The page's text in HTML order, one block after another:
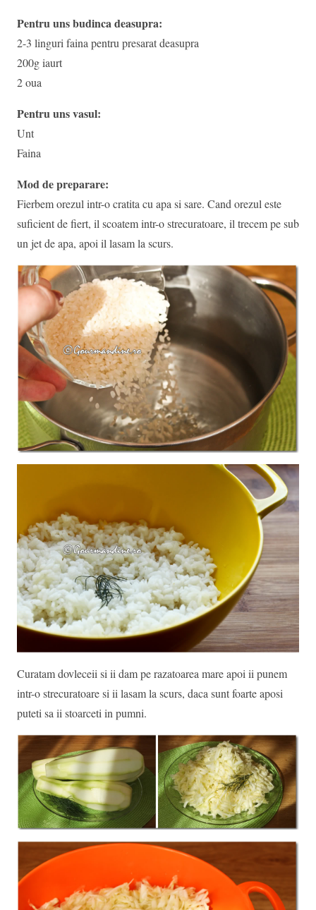
Pentru uns budinca deasupra:
2-3 linguri faina pentru presarat deasupra
200g iaurt
2 oua
Pentru uns vasul:
Unt
Faina
Mod de preparare:
Fierbem orezul intr-o cratita cu apa si sare. Cand orezul este
suficient de fiert, il scoatem intr-o strecuratoare, il trecem pe sub
un jet de apa, apoi il lasam la scurs.
Curatam dovleceii si ii dam pe razatoarea mare apoi ii punem
intr-o strecuratoare si ii lasam la scurs, daca sunt foarte aposi
puteti sa ii stoarceti in pumni.